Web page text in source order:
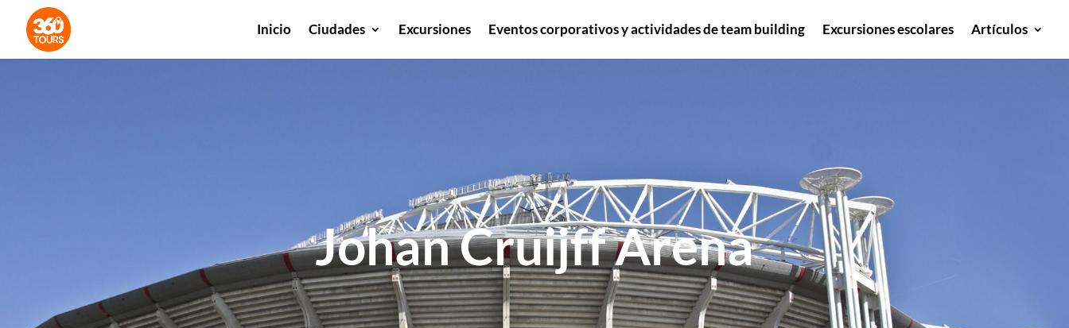
Inicio Ciudades Excursiones Eventos corporativos y actividades de team building Excursiones escolares Artículos
Johan Cruijff Arena